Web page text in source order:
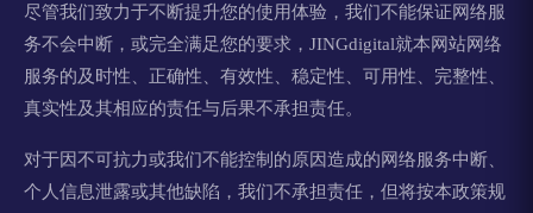
尽管我们致力于不断提升您的使用体验，我们不能保证网络服
务不会中断，或完全满足您的要求，JINGdigital就本网站网络
服务的及时性、正确性、有效性、稳定性、可用性、完整性、
真实性及其相应的责任与后果不承担责任。
对于因不可抗力或我们不能控制的原因造成的网络服务中断、
个人信息泄露或其他缺陷，我们不承担责任，但将按本政策规